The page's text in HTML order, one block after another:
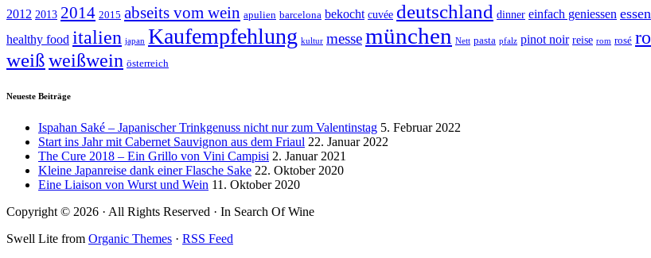
2012 2013 2014 2015 abseits vom wein apulien barcelona bekocht cuvée deutschland dinner einfach geniessen essen
healthy food italien japan Kaufempfehlung kultur messemünchen Nett pasta pfalz pinot noir reise rom rosé
weißweißwein österreich
Neueste Beiträge
Ispahan Saké – Japanischer Trinkgenuss nicht nur zum Valentinstag 5. Februar 2022
Start ins Jahr mit Cabernet Sauvignon aus dem Friaul 22. Januar 2022
The Cure 2018 – Ein Grillo von Vini Campisi 2. Januar 2021
Kleine Japanreise dank einer Flasche Sake 22. Oktober 2020
Eine Liaison von Wurst und Wein 11. Oktober 2020
Copyright © 2026 · All Rights Reserved · In Search Of Wine
Swell Lite from Organic Themes · RSS Feed